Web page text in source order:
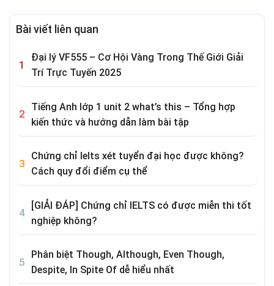
Bài viết liên quan
Đại lý VF555 – Cơ Hội Vàng Trong Thế Giới Giải
Trí Trực Tuyến 2025
Tiếng Anh lớp 1 unit 2 what’s this – Tổng hợp
kiến thức và hướng dẫn làm bài tập
Chứng chỉ Ielts xét tuyển đại học được không?
Cách quy đổi điểm cụ thể
[GIẢI ĐÁP] Chứng chỉ IELTS có được miễn thi tốt
nghiệp không?
Phân biệt Though, Although, Even Though,
Despite, In Spite Of dễ hiểu nhất